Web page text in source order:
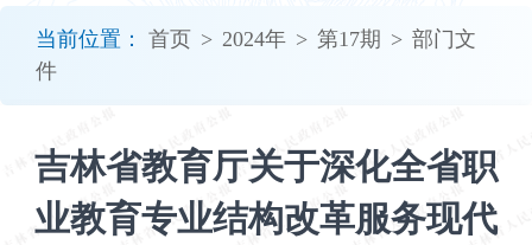
当前位置： 首页 > 2024年 > 第17期 > 部门文
件
吉林省教育厅关于深化全省职
业教育专业结构改革服务现代
加